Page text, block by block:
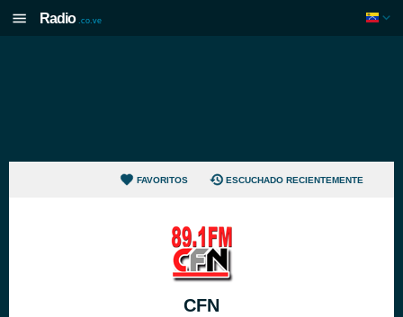
Radio .co.ve
FAVORITOS ESCUCHADO RECIENTEMENTE
CFN